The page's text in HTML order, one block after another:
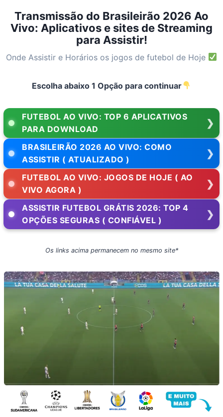
Transmissão do Brasileirão 2026 Ao
Vivo: Aplicativos e sites de Streaming
para Assistir!
Onde Assistir e Horários os jogos de futebol de Hoje
Escolha abaixo 1 Opção para continuar
FUTEBOL AO VIVO: TOP 6 APLICATIVOS
PARA DOWNLOAD
BRASILEIRÃO 2026 AO VIVO: COMO
ASSISTIR ( ATUALIZADO )
FUTEBOL AO VIVO: JOGOS DE HOJE ( AO
VIVO AGORA )
ASSISTIR FUTEBOL GRÁTIS 2026: TOP 4
OPÇÕES SEGURAS ( CONFIÁVEL )
Os links acima permanecem no mesmo site*